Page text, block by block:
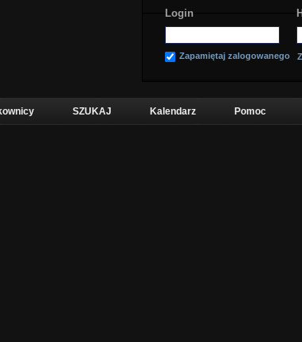
Login
Zapamiętaj zalogowanego
SZUKAJ Kalendarz Pomoc